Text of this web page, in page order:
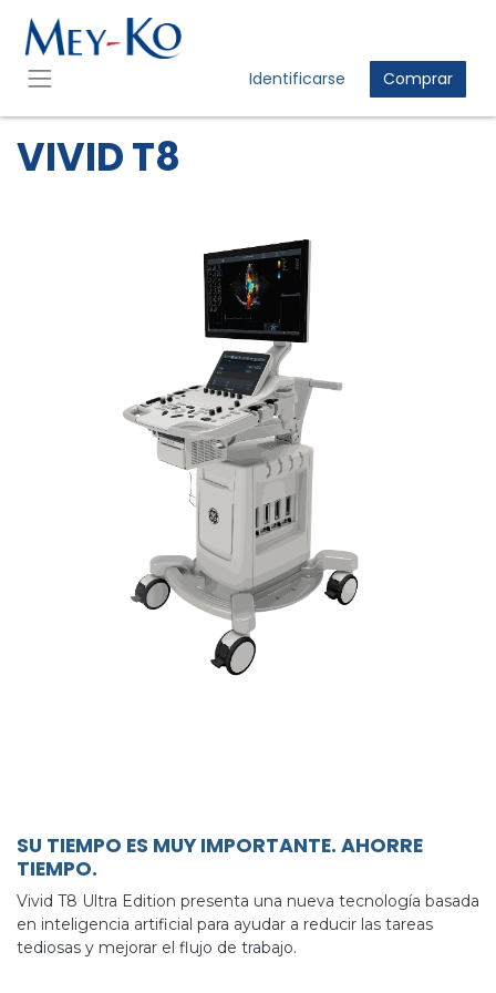
Identificarse Comprar
VIVID T8
SU TIEMPO ES MUY IMPORTANTE. AHORRE
TIEMPO.
Vivid T8 Ultra Edition presenta una nueva tecnología basada
en inteligencia artificial para ayudar a reducir las tareas
tediosas y mejorar el flujo de trabajo.